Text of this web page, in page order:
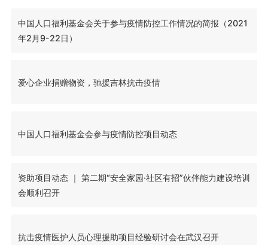
中国人口福利基金会关于参与疫情防控工作情况的简报（2021
年2月9-22日）
爱心企业捐赠物资，驰援吉林抗击疫情
中国人口福利基金会参与疫情防控项目动态
资助项目动态 ｜ 第二期“安全家园·社区有招”伙伴能力建设培训
会顺利召开
抗击疫情医护人员心理援助项目经验研讨会在武汉召开